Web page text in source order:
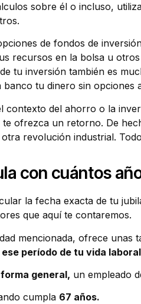
sobre él o incluso,
de fondos de
recursos en la bolsa u
tu inversión también es
banco tu dinero sin opciones
contexto del ahorro o la
te ofrezca un retorno. De
revolución industrial.
con cuántos
la fecha exacta de tu
que aquí te contaremos.
mencionada, ofrece unas
período de tu vida
general, un empleado
cumpla 67 años.